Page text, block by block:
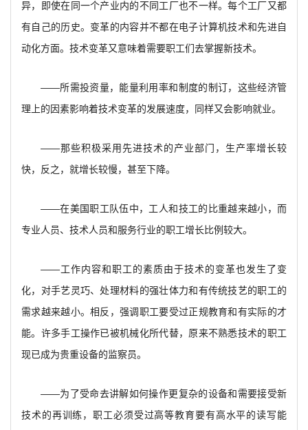
异，即使在同一个产业内的不同工厂也不一样。每个工厂又都
有自己的历史。变革的内容并不都在电子计算机技术和先进自
动化方面。技术变革又意味着需要职工们去掌握新技术。
——所需投资量，能量利用率和制度的制订，这些经济管
理上的因素影响着技术变革的发展速度，同样又会影响就业。
——那些积极采用先进技术的产业部门，生产率增长较
快，反之，就增长较慢，甚至下降。
——在美国职工队伍中，工人和技工的比重越来越小，而
专业人员、技术人员和服务行业的职工增长比例较大。
——工作内容和职工的素质由于技术的变革也发生了变
化，对手艺灵巧、处理材料的强壮体力和有传统技艺的职工的
需求越来越小。相反，强调职工要受过正规教育和有实际的才
能。许多手工操作已被机械化所代替，原来不熟悉技术的职工
现已成为贵重设备的监察员。
——为了受命去讲解如何操作更复杂的设备和需要接受新
技术的再训练，职工必须受过高等教育要有高水平的读写能